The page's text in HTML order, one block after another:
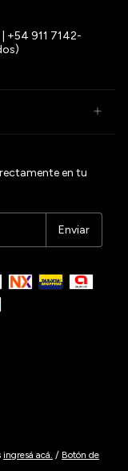
+54 911 7142-
en tu
ingresá acá. / Botón de